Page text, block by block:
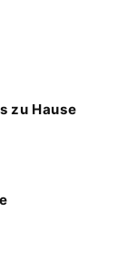
zu Hause